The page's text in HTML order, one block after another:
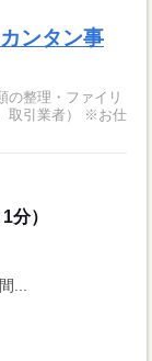
ンタン事
の整理・ファイリ
取引業者） ※お仕
分）
...